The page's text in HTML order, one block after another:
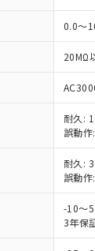
0.0～
20MΩ
耐久:
誤動
耐久:
誤動
-10～
3年保
みいただき、同
、当社制御機器
させていただく
事業取扱商品の
対象外となる商
ください。
び標準価格照会
更新日時点での
成されるもので
での実際の在庫
品で、対応品
RoHS指令（10
を調査中または
ンス料など無形
のない商品です。
より、非含有部
品と判明した場
ことがあります。
：
水銀(Hg) 1000ppm
以下、ポリ臭
材料含有率が中
ことを示します。
材料含有率が中
ることを示しま
す。当社販売部
値 (GB/T26572)：
水銀) : 1000ppm、
ら貴社製品のう
国貿易法に定め
貨物等」という
の提供する場合
許可(または役
るなどの必要な